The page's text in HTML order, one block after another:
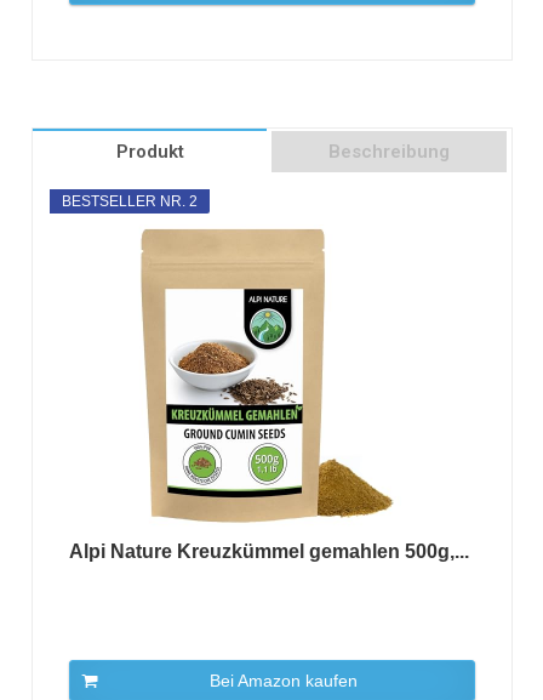
Produkt Beschreibung
BESTSELLER NR. 2
Alpi Nature Kreuzkümmel gemahlen 500g,...
Bei Amazon kaufen